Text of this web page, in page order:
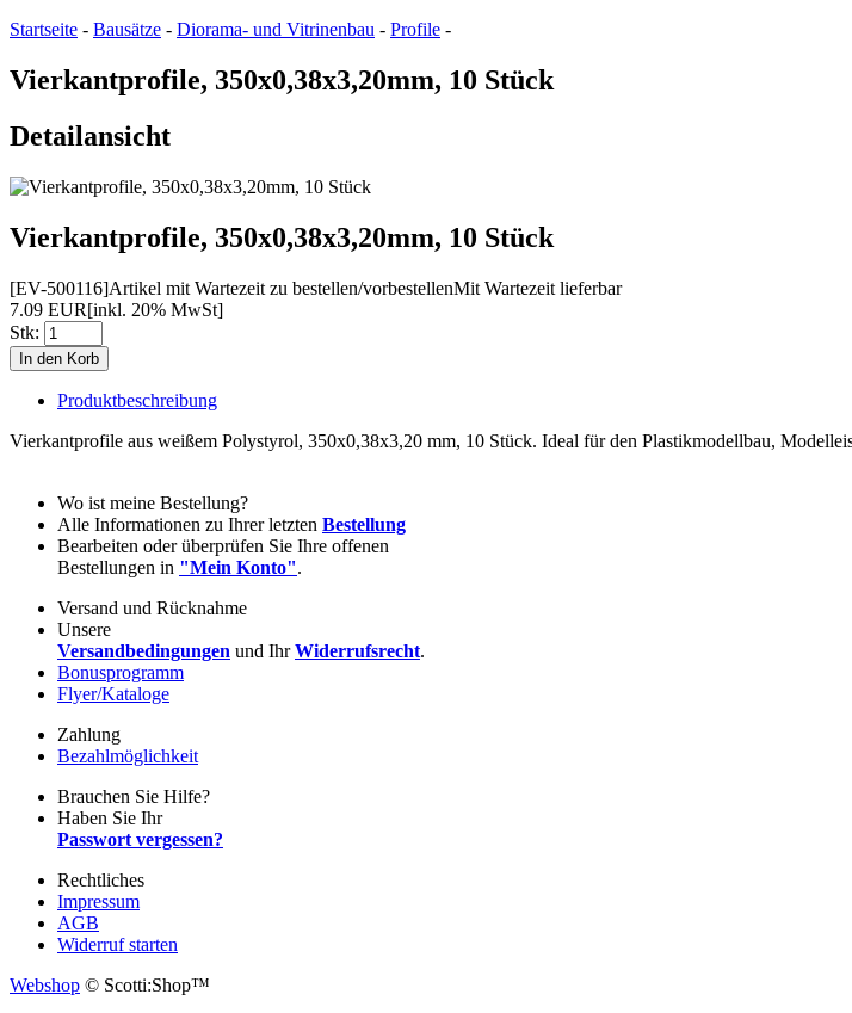
Startseite - Bausätze - Diorama- und Vitrinenbau - Profile -
Vierkantprofile, 350x0,38x3,20mm, 10 Stück
Detailansicht
Vierkantprofile, 350x0,38x3,20mm, 10 Stück
[EV-500116]Artikel mit Wartezeit zu bestellen/vorbestellenMit Wartezeit lieferbar
7.09 EUR[inkl. 20% MwSt]
Stk:
Produktbeschreibung
Vierkantprofile aus weißem Polystyrol, 350x0,38x3,20 mm, 10 Stück. Ideal für den Plastikmodellbau,
Wo ist meine Bestellung?
Alle Informationen zu Ihrer letzten Bestellung
Bearbeiten oder überprüfen Sie Ihre offenen
Bestellungen in "Mein Konto".
Versand und Rücknahme
Unsere
Versandbedingungen und IhrWiderrufsrecht.
Bonusprogramm
Flyer/Kataloge
Zahlung
Bezahlmöglichkeit
Brauchen Sie Hilfe?
Haben Sie Ihr
Passwort vergessen?
Rechtliches
Impressum
AGB
Widerruf starten
Webshop © Scotti:Shop™